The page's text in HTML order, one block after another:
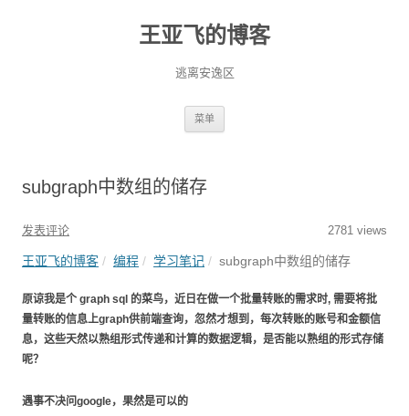
王亚飞的博客
逃离安逸区
菜单
subgraph中数组的储存
发表评论 2781 views
王亚飞的博客 编程 学习笔记 subgraph中数组的储存
原谅我是个 graph sql 的菜鸟，近日在做一个批量转账的需求时, 需要将批
量转账的信息上graph供前端查询，忽然才想到，每次转账的账号和金额信
息，这些天然以熟组形式传递和计算的数据逻辑，是否能以熟组的形式存储
呢？
遇事不决问google，果然是可以的